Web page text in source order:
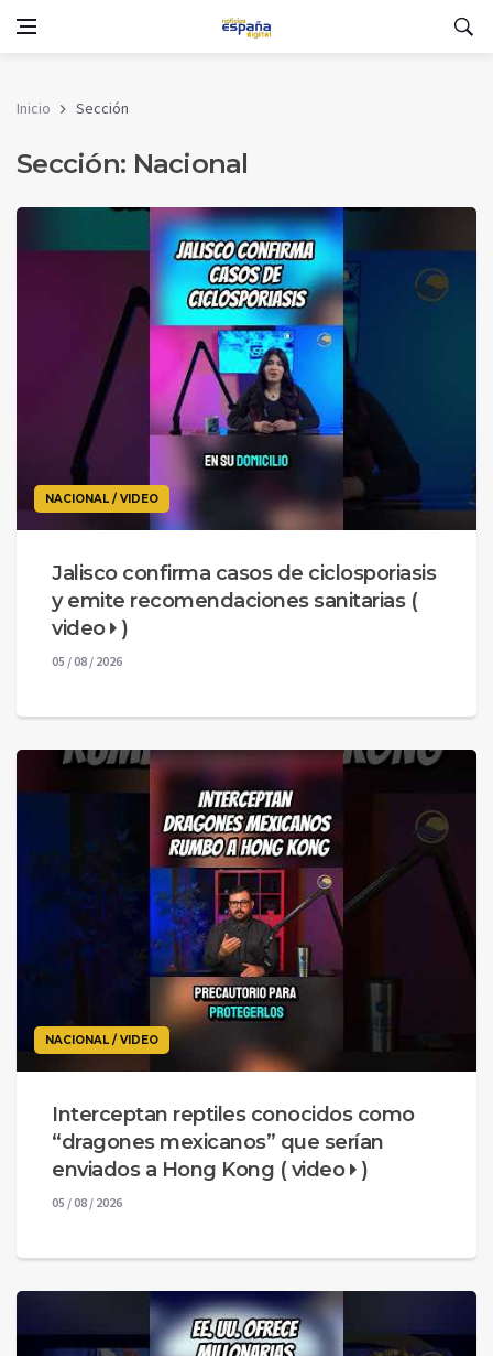
Inicio Sección
Sección: Nacional
NACIONAL / VIDEO
Jalisco confirma casos de ciclosporiasis
y emite recomendaciones sanitarias (
video )
05 / 08 / 2026
NACIONAL / VIDEO
Interceptan reptiles conocidos como
“dragones mexicanos” que serían
enviados a Hong Kong ( video )
05 / 08 / 2026